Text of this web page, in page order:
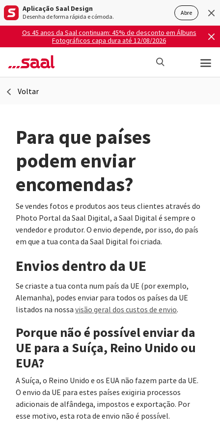
Aplicação Saal Design
Desenha de forma rápida e cómoda. Abre
Os 45 anos da Saal continuam: 45% de desconto em Álbuns
Fotográficos capa dura até 12/08/2026
Voltar
Para que países
podem enviar
encomendas?
Se vendes fotos e produtos aos teus clientes através do
Photo Portal da Saal Digital, a Saal Digital é sempre o
vendedor e produtor. O envio depende, por isso, do país
em que a tua conta da Saal Digital foi criada.
Envios dentro da UE
Se criaste a tua conta num país da UE (por exemplo,
Alemanha), podes enviar para todos os países da UE
listados na nossa visão geral dos custos de envio.
Porque não é possível enviar da
UE para a Suíça, Reino Unido ou
EUA?
A Suíça, o Reino Unido e os EUA não fazem parte da UE.
O envio da UE para estes países exigiria processos
adicionais de alfândega, impostos e exportação. Por
esse motivo, esta rota de envio não é possível.